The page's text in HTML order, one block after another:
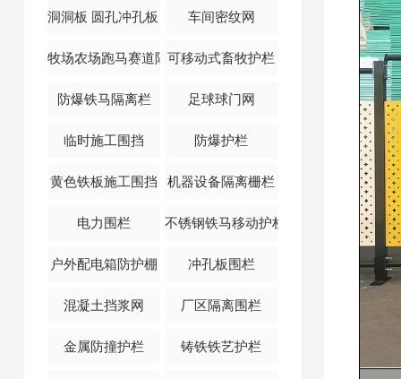
洞洞板 圆孔冲孔板 车间隔离网
车间密纹网
牧场农场跑马赛道隔离护栏可移动式畜牧护栏
防爆铁马隔离栏 足球球门网
临时施工围挡 防爆护栏
黄色铁板施工围挡 机器设备隔离栅栏
电力围栏 不锈钢铁马移动护栏
户外配电箱防护棚 冲孔板围栏
混凝土挡浆网 厂区隔离围栏
金属防撞护栏 铸铁铁艺护栏